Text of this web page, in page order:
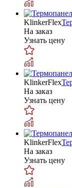
KlinkerFlex
На заказ
Узнать цену
KlinkerFlex
На заказ
Узнать цену
KlinkerFlex
На заказ
Узнать цену